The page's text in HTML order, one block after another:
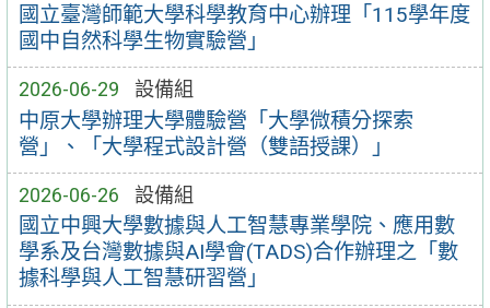
國立臺灣師範大學科學教育中心辦理「115學年度
國中自然科學生物實驗營」
2026-06-29 設備組
中原大學辦理大學體驗營「大學微積分探索
營」、「大學程式設計營（雙語授課）」
2026-06-26 設備組
國立中興大學數據與人工智慧專業學院、應用數
學系及台灣數據與AI學會(TADS)合作辦理之「數
據科學與人工智慧研習營」